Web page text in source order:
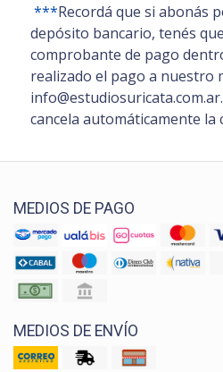
***Recordá que si abonás
depósito bancario, tenés
comprobante de pago
realizado el pago a nuestro
cancela automáticamente la
MEDIOS DE PAGO
MEDIOS DE ENVÍO